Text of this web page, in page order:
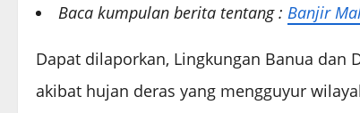
Baca kumpulan berita tentang : Banjir
Dapat dilaporkan, Lingkungan Banua dan
akibat hujan deras yang mengguyur